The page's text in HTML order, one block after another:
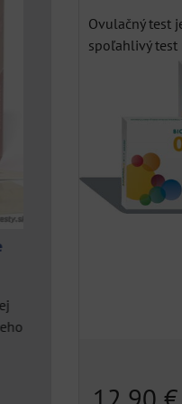
Ovulačný test
spoľahlivý test
Rýchly a bezpečný
25,83 €s DPH